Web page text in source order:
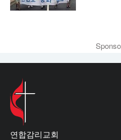
연합감리교회